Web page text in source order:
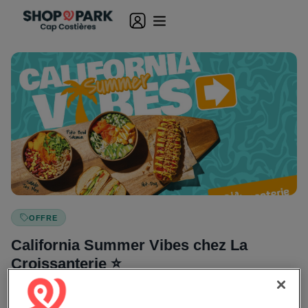
OFFRE
California Summer Vibes chez La
Croissanterie ⭐
Du 10/06/2026 au 12/08/2026